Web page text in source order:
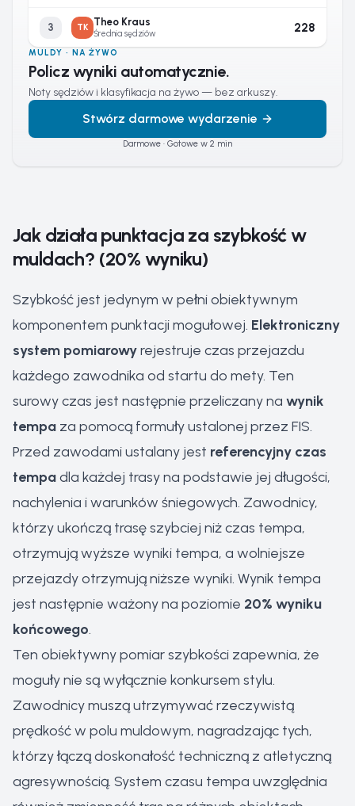
3 TK Theo Kraus
Średnia sędziów 228
MULDY · NA ŻYWO
Policz wyniki automatycznie.
Noty sędziów i klasyfikacja na żywo — bez arkuszy.
Stwórz darmowe wydarzenie
Darmowe · Gotowe w 2 min
Jak działa punktacja za szybkość w
muldach? (20% wyniku)
Szybkość jest jedynym w pełni obiektywnym
komponentem punktacji mogułowej. Elektroniczny
system pomiarowyrejestruje czas przejazdu
każdego zawodnika od startu do mety. Ten
surowy czas jest następnie przeliczany na wynik
tempa za pomocą formuły ustalonej przez FIS.
Przed zawodami ustalany jest referencyjny czas
tempadla każdej trasy na podstawie jej długości,
nachylenia i warunków śniegowych. Zawodnicy,
którzy ukończą trasę szybciej niż czas tempa,
otrzymują wyższe wyniki tempa, a wolniejsze
przejazdy otrzymują niższe wyniki. Wynik tempa
jest następnie ważony na poziomie 20% wyniku
końcowego.
Ten obiektywny pomiar szybkości zapewnia, że
moguły nie są wyłącznie konkursem stylu.
Zawodnicy muszą utrzymywać rzeczywistą
prędkość w polu muldowym, nagradzając tych,
którzy łączą doskonałość techniczną z atletyczną
agresywnością. System czasu tempa uwzględnia